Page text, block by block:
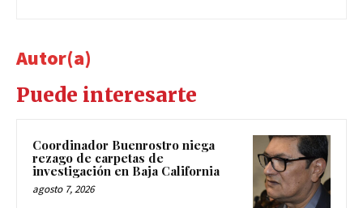
Autor(a)
Puede interesarte
Coordinador Buenrostro niega
rezago de carpetas de
investigación en Baja California
agosto 7, 2026